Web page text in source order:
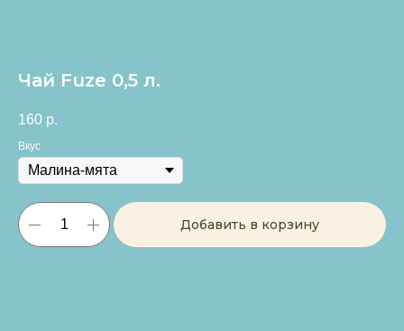
Чай Fuze 0,5 л.
160 р.
Вкус
Добавить в корзину